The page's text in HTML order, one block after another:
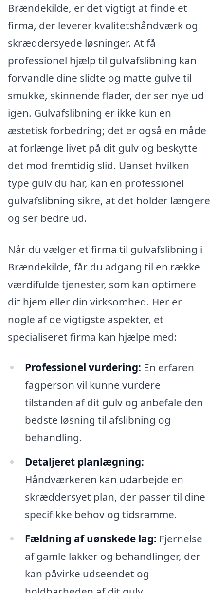
Brændekilde, er det vigtigt at finde et
firma, der leverer kvalitetshåndværk og
skræddersyede løsninger. At få
professionel hjælp til gulvafslibning kan
forvandle dine slidte og matte gulve til
smukke, skinnende flader, der ser nye ud
igen. Gulvafslibning er ikke kun en
æstetisk forbedring; det er også en måde
at forlænge livet på dit gulv og beskytte
det mod fremtidig slid. Uanset hvilken
type gulv du har, kan en professionel
gulvafslibning sikre, at det holder længere
og ser bedre ud.
Når du vælger et firma til gulvafslibning i
Brændekilde, får du adgang til en række
værdifulde tjenester, som kan optimere
dit hjem eller din virksomhed. Her er
nogle af de vigtigste aspekter, et
specialiseret firma kan hjælpe med:
Professionel vurdering: En erfaren
fagperson vil kunne vurdere
tilstanden af dit gulv og anbefale den
bedste løsning til afslibning og
behandling.
Detaljeret planlægning:
Håndværkeren kan udarbejde en
skræddersyet plan, der passer til dine
specifikke behov og tidsramme.
Fældning af uønskede lag: Fjernelse
af gamle lakker og behandlinger, der
kan påvirke udseendet og